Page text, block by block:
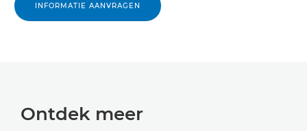
INFORMATIE AANVRAGEN
Ontdek meer